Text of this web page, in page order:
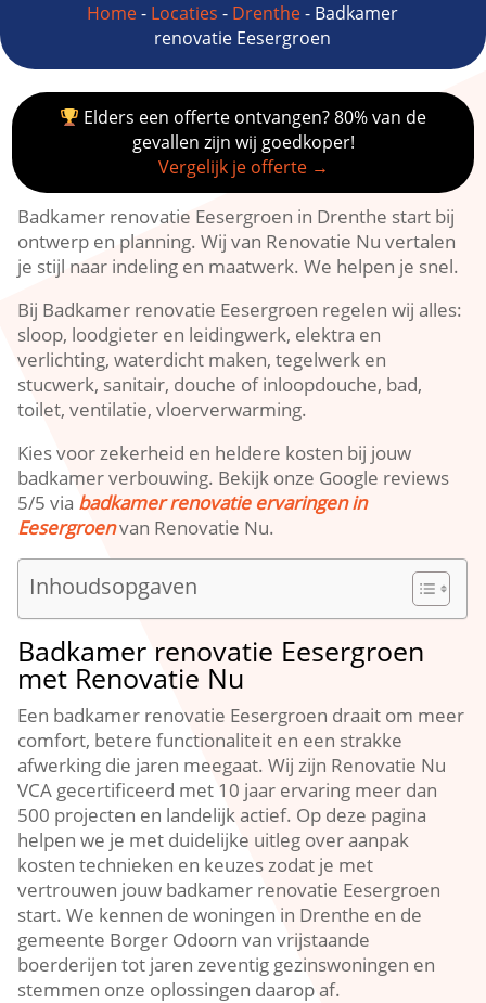
Home- Locaties - Drenthe- Badkamer
renovatie Eesergroen
Elders een offerte ontvangen? 80% van de
gevallen zijn wij goedkoper!
Vergelijk je offerte →
Badkamer renovatie Eesergroen in Drenthe start bij
ontwerp en planning. Wij van Renovatie Nu vertalen
je stijl naar indeling en maatwerk. We helpen je snel.
Bij Badkamer renovatie Eesergroen regelen wij alles:
sloop, loodgieter en leidingwerk, elektra en
verlichting, waterdicht maken, tegelwerk en
stucwerk, sanitair, douche of inloopdouche, bad,
toilet, ventilatie, vloerverwarming.
Kies voor zekerheid en heldere kosten bij jouw
badkamer verbouwing. Bekijk onze Google reviews
5/5 via badkamer renovatie ervaringen in
Eesergroenvan Renovatie Nu.
Inhoudsopgaven
Badkamer renovatie Eesergroen
met Renovatie Nu
Een badkamer renovatie Eesergroen draait om meer
comfort, betere functionaliteit en een strakke
afwerking die jaren meegaat. Wij zijn Renovatie Nu
VCA gecertificeerd met 10 jaar ervaring meer dan
500 projecten en landelijk actief. Op deze pagina
helpen we je met duidelijke uitleg over aanpak
kosten technieken en keuzes zodat je met
vertrouwen jouw badkamer renovatie Eesergroen
start. We kennen de woningen in Drenthe en de
gemeente Borger Odoorn van vrijstaande
boerderijen tot jaren zeventig gezinswoningen en
stemmen onze oplossingen daarop af.